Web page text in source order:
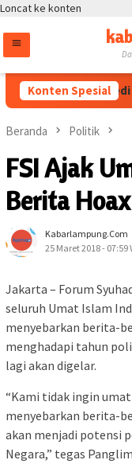
Loncat ke konten
Konten Spesial
Wakapolri Dedi
Beranda Politik
FSI Ajak
Berita Hoax
Kabarlampung.com
25 Maret 2018 - 07:59
Jakarta – Forum
seluruh Umat Islam
menyebarkan berita-
menghadapi tahun
lagi akan digelar.
“Kami tidak ingin
menyebarkan berita-
akan menjadi potensi
Negara,” tegas